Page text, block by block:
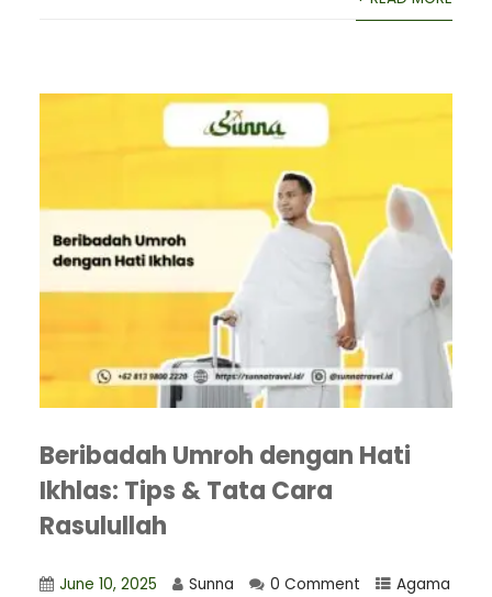
Beribadah Umroh dengan Hati
Ikhlas: Tips & Tata Cara
Rasulullah
June 10, 2025 Sunna 0 Comment
Agama